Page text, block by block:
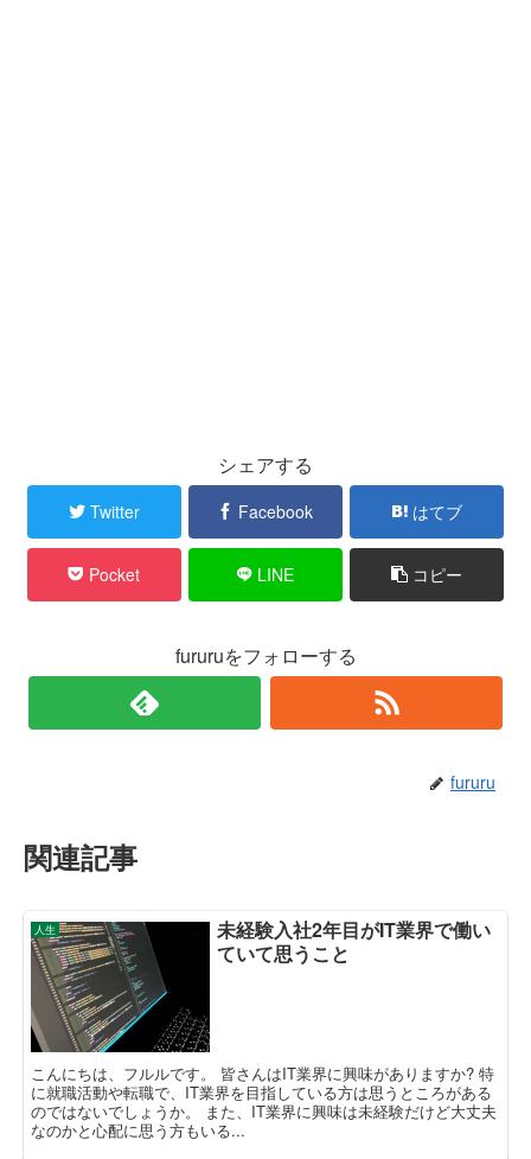
シェアする
Twitter Facebook はてブ
Pocket LINE コピー
fururuをフォローする
fururu
関連記事
人生
未経験入社2年目がIT業界で働い
ていて思うこと
こんにちは、フルルです。 皆さんはIT業界に興味がありますか? 特
に就職活動や転職で、IT業界を目指している方は思うところがある
のではないでしょうか。 また、IT業界に興味は未経験だけど大丈夫
なのかと心配に思う方もいる...